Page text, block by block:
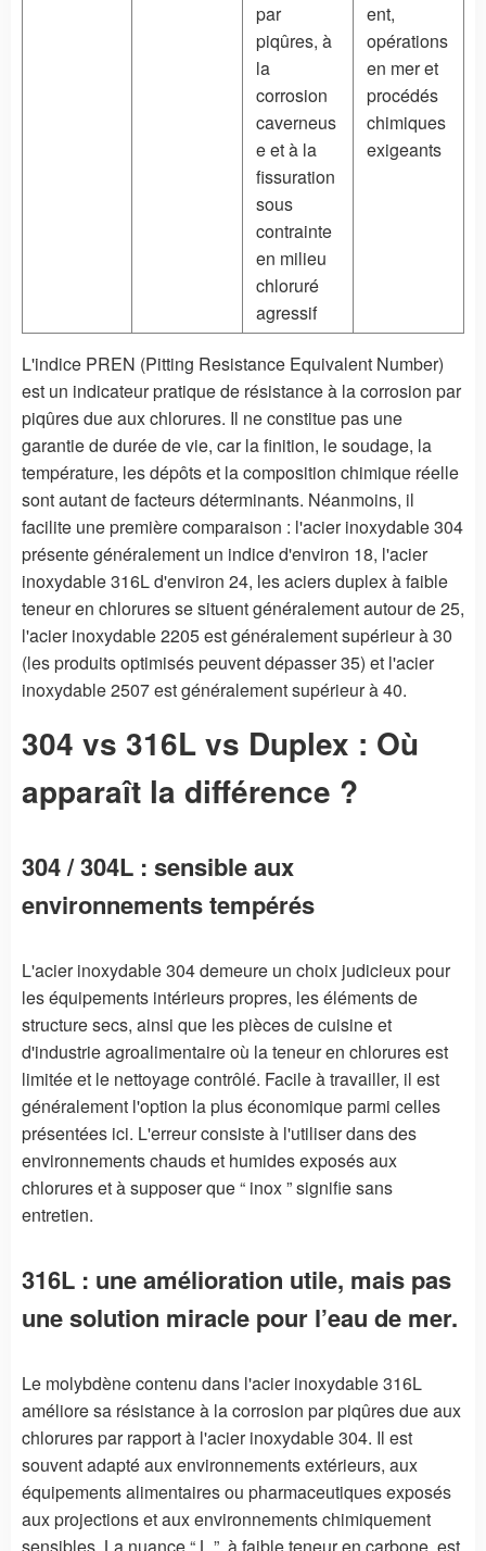
par
piqûres, à
la
corrosion
caverneus
e et à la
fissuration
sous
contrainte
en milieu
chloruré
agressif
ent,
opérations
en mer et
procédés
chimiques
exigeants
L'indice PREN (Pitting Resistance Equivalent Number)
est un indicateur pratique de résistance à la corrosion par
piqûres due aux chlorures. Il ne constitue pas une
garantie de durée de vie, car la finition, le soudage, la
température, les dépôts et la composition chimique réelle
sont autant de facteurs déterminants. Néanmoins, il
facilite une première comparaison : l'acier inoxydable 304
présente généralement un indice d'environ 18, l'acier
inoxydable 316L d'environ 24, les aciers duplex à faible
teneur en chlorures se situent généralement autour de 25,
l'acier inoxydable 2205 est généralement supérieur à 30
(les produits optimisés peuvent dépasser 35) et l'acier
inoxydable 2507 est généralement supérieur à 40.
304 vs 316L vs Duplex : Où
apparaît la différence ?
304 / 304L : sensible aux
environnements tempérés
L'acier inoxydable 304 demeure un choix judicieux pour
les équipements intérieurs propres, les éléments de
structure secs, ainsi que les pièces de cuisine et
d'industrie agroalimentaire où la teneur en chlorures est
limitée et le nettoyage contrôlé. Facile à travailler, il est
généralement l'option la plus économique parmi celles
présentées ici. L'erreur consiste à l'utiliser dans des
environnements chauds et humides exposés aux
chlorures et à supposer que “ inox ” signifie sans
entretien.
316L : une amélioration utile, mais pas
une solution miracle pour l’eau de mer.
Le molybdène contenu dans l'acier inoxydable 316L
améliore sa résistance à la corrosion par piqûres due aux
chlorures par rapport à l'acier inoxydable 304. Il est
souvent adapté aux environnements extérieurs, aux
équipements alimentaires ou pharmaceutiques exposés
aux projections et aux environnements chimiquement